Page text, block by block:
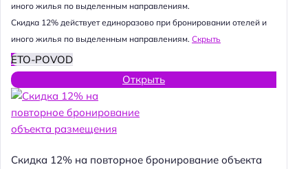
иного жилья по выделенным направлениям.
Cкидка 12% действует единоразово при бронировании отелей и
иного жилья по выделенным направлениям. Скрыть
ETO-POVOD
Открыть
Скидка 12% на повторное бронирование объекта
а
и
: